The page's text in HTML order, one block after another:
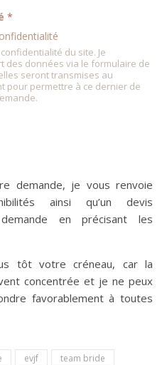
*
confidentialité du site. Je
des données via le formulaire de
seront transmises au
pour permettre à ce dernier de
demande, je vous renvoie
ainsi qu’un devis
en précisant les
tôt votre créneau, car la
concentrée et je ne peux
favorablement à toutes
evjf team bride